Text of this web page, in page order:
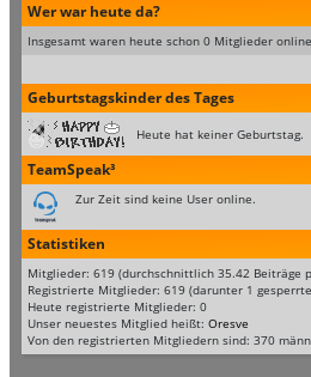
Wer war heute da?
Insgesamt waren heute schon 0 Mitglieder
Geburtstagskinder des Tages
Heute hat keiner Geburtstag.
TeamSpeak³
Zur Zeit sind keine User online.
Statistiken
Mitglieder: 619 (durchschnittlich 35.42
Registrierte Mitglieder: 619 (darunter 1
Heute registrierte Mitglieder: 0
Unser neuestes Mitglied heißt: Oresve
Von den registrierten Mitgliedern sind: 370